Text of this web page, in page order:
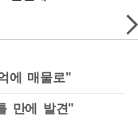
에 매물로"
만에 발견"